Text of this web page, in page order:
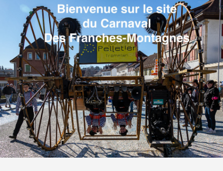
content